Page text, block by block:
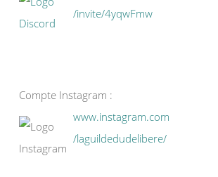
/invite/4yqwFmw
Compte Instagram :
www.instagram.com
/laguildedudelibere/